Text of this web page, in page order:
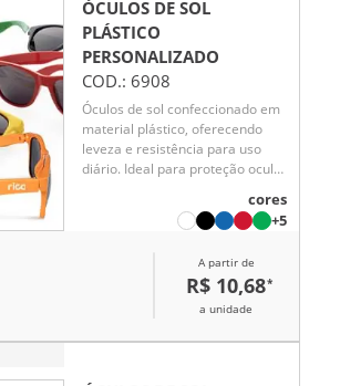
ÓCULOS DE SOL
PLÁSTICO
PERSONALIZADO
COD.: 6908
Óculos de sol confeccionado em
material plástico, oferecendo
leveza e resistência para uso
diário. Ideal para proteção ocular
cores
+5
A partir de
R$ 10,68*
a unidade